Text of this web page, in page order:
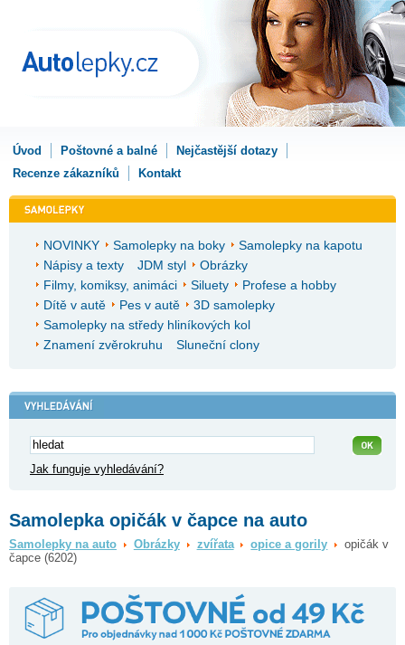
Úvod Poštovné a balné
Nejčastější dotazy
Recenze zákazníků
Kontakt
NOVINKY Samolepky na boky
Samolepky na kapotu
Nápisy a texty
JDM styl
Obrázky
Filmy, komiksy, animáci
Siluety
Profese a hobby
Dítě v autě
Pes v autě
3D samolepky
Samolepky na středy hliníkových kol
Znamení zvěrokruhu
Sluneční clony
Jak funguje vyhledávání?
Samolepka opičák v čapce na auto
Samolepky na auto Obrázky zvířata opice a gorily
opičák v
čapce (6202)